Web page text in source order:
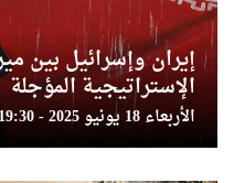
إيران وإسرائيل بين
الإستراتيجية المؤجلة
الأربعاء 18 يونيو 2025 - 10:19:30